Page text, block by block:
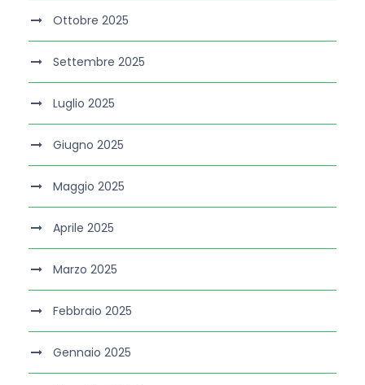
Ottobre 2025
Settembre 2025
Luglio 2025
Giugno 2025
Maggio 2025
Aprile 2025
Marzo 2025
Febbraio 2025
Gennaio 2025